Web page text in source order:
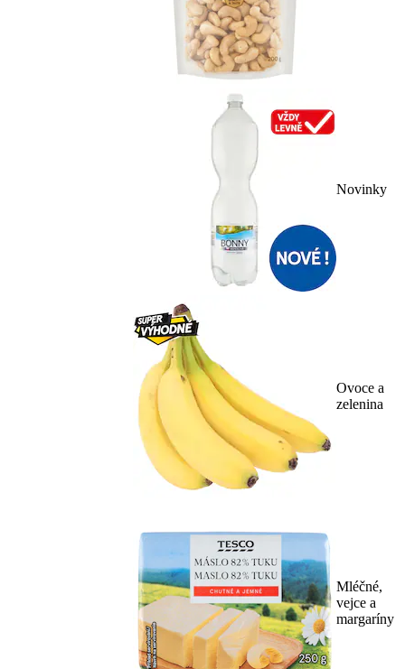
Novinky
Ovoce a
zelenina
Mléčné,
vejce a
margaríny